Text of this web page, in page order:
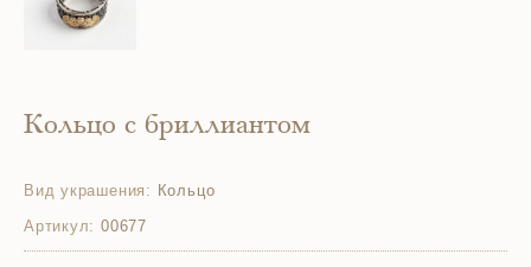
Кольцо с бриллиантом
Вид украшения: Кольцо
Артикул: 00677